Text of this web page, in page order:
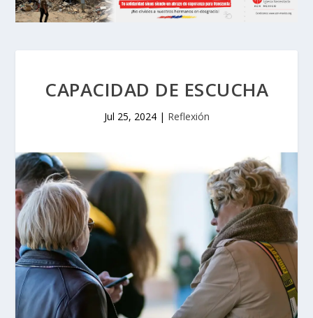
CAPACIDAD DE ESCUCHA
Jul 25, 2024| Reflexión